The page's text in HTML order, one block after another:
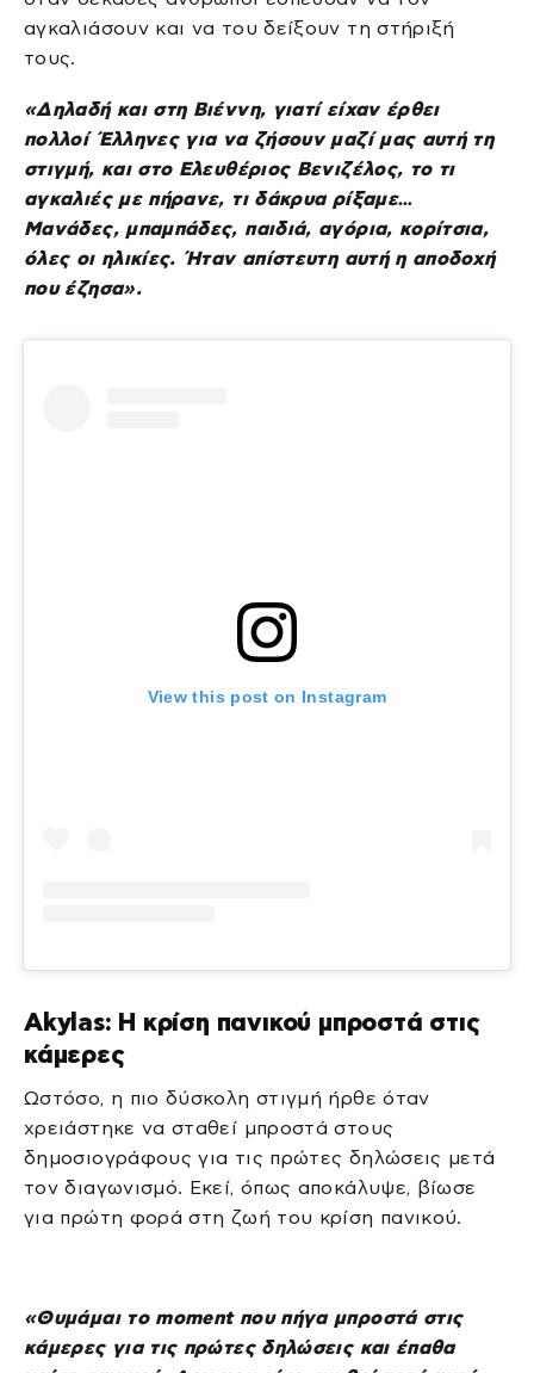
αγκαλιάσουν και να του δείξουν τη στήριξή
τους.
«Δηλαδή και στη Βιέννη, γιατί είχαν έρθει
πολλοί Έλληνες για να ζήσουν μαζί μας αυτή τη
στιγμή, και στο Ελευθέριος Βενιζέλος, το τι
αγκαλιές με πήρανε, τι δάκρυα ρίξαμε…
Μανάδες, μπαμπάδες, παιδιά, αγόρια, κορίτσια,
όλες οι ηλικίες. Ήταν απίστευτη αυτή η αποδοχή
που έζησα».
View this post on Instagram
Akylas: Η κρίση πανικού μπροστά στις
κάμερες
Ωστόσο, η πιο δύσκολη στιγμή ήρθε όταν
χρειάστηκε να σταθεί μπροστά στους
δημοσιογράφους για τις πρώτες δηλώσεις μετά
τον διαγωνισμό. Εκεί, όπως αποκάλυψε, βίωσε
για πρώτη φορά στη ζωή του κρίση πανικού.
«Θυμάμαι το moment που πήγα μπροστά στις
κάμερες για τις πρώτες δηλώσεις και έπαθα